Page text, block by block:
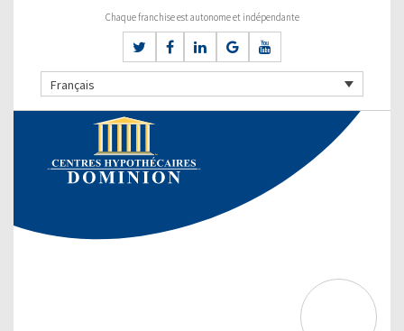
Chaque franchise est autonome et indépendante
Français